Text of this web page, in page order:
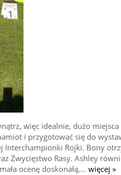
więc idealnie, dużo
i przygotować się do
Interchampionki Rojki. Bony
Zwycięstwo Rasy. Ashley
ocenę doskonałą,… więcej »